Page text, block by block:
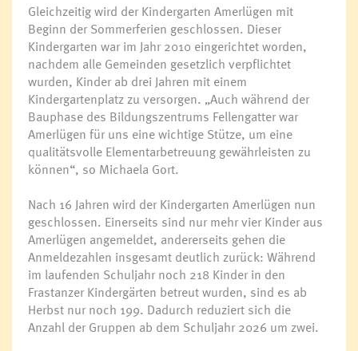
Gleichzeitig wird der Kindergarten Amerlügen mit
Beginn der Sommerferien geschlossen. Dieser
Kindergarten war im Jahr 2010 eingerichtet worden,
nachdem alle Gemeinden gesetzlich verpflichtet
wurden, Kinder ab drei Jahren mit einem
Kindergartenplatz zu versorgen. „Auch während der
Bauphase des Bildungszentrums Fellengatter war
Amerlügen für uns eine wichtige Stütze, um eine
qualitätsvolle Elementarbetreuung gewährleisten zu
können“, so Michaela Gort.
Nach 16 Jahren wird der Kindergarten Amerlügen nun
geschlossen. Einerseits sind nur mehr vier Kinder aus
Amerlügen angemeldet, andererseits gehen die
Anmeldezahlen insgesamt deutlich zurück: Während
im laufenden Schuljahr noch 218 Kinder in den
Frastanzer Kindergärten betreut wurden, sind es ab
Herbst nur noch 199. Dadurch reduziert sich die
Anzahl der Gruppen ab dem Schuljahr 2026 um zwei.